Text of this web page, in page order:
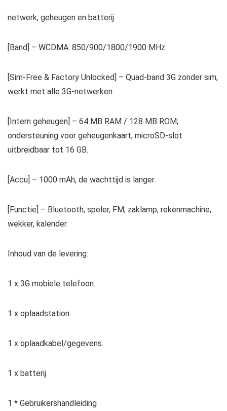
netwerk, geheugen en batterij.
[Band] – WCDMA: 850/900/1800/1900 MHz.
[Sim-Free & Factory Unlocked] – Quad-band 3G zonder sim,
werkt met alle 3G-netwerken.
[Intern geheugen] – 64 MB RAM / 128 MB ROM;
ondersteuning voor geheugenkaart, microSD-slot
uitbreidbaar tot 16 GB.
[Accu] – 1000 mAh, de wachttijd is langer.
[Functie] – Bluetooth, speler, FM, zaklamp, rekenmachine,
wekker, kalender.
Inhoud van de levering:
1 x 3G mobiele telefoon.
1 x oplaadstation.
1 x oplaadkabel/gegevens.
1 x batterij.
1 * Gebruikershandleiding